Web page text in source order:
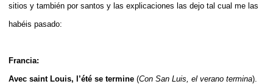
sitios y también por santos y las explicaciones las dejo tal cual me las
habéis pasado:
Francia:
Avec saint Louis, l’été se termine (Con San Luis, el verano termina).